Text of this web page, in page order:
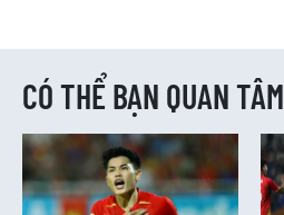
CÓ THỂ BẠN QUAN TÂM